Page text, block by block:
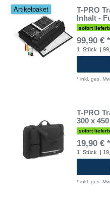
Artikelpaket
T-PRO
Inhalt -
sofort
99,90 € *
1 Stück |
* inkl. ges.
T-PRO
300 x
sofort
19,90 € *
1 Stück |
* inkl. ges.